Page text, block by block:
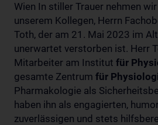
Wien In stiller Trauer nehmen
unserem Kollegen, Herrn
Toth, der am 21. Mai 2023 im
unerwartet verstorben ist. Herr
Mitarbeiter am Institut für
gesamte Zentrum für
Pharmakologie als
haben ihn als engagierten,
zuverlässigen und stets